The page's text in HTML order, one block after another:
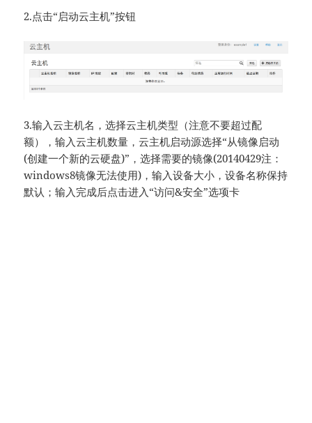
2.点击“启动云主机”按钮
3.输入云主机名，选择云主机类型（注意不要超过配
额），输入云主机数量，云主机启动源选择“从镜像启动
(创建一个新的云硬盘)”，选择需要的镜像(20140429注：
windows8镜像无法使用)，输入设备大小，设备名称保持
默认；输入完成后点击进入“访问&安全”选项卡